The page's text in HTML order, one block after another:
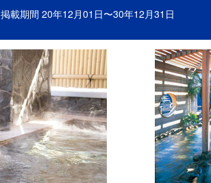
掲載期間 20年12月01日〜30年12月31日